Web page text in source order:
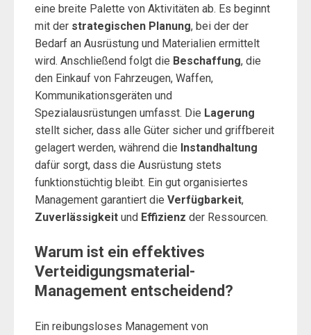
eine breite Palette von Aktivitäten ab. Es beginnt
mit der strategischen Planung, bei der der
Bedarf an Ausrüstung und Materialien ermittelt
wird. Anschließend folgt die Beschaffung, die
den Einkauf von Fahrzeugen, Waffen,
Kommunikationsgeräten und
Spezialausrüstungen umfasst. Die Lagerung
stellt sicher, dass alle Güter sicher und griffbereit
gelagert werden, während die Instandhaltung
dafür sorgt, dass die Ausrüstung stets
funktionstüchtig bleibt. Ein gut organisiertes
Management garantiert die Verfügbarkeit,
Zuverlässigkeit und Effizienz der Ressourcen.
Warum ist ein effektives
Verteidigungsmaterial-
Management entscheidend?
Ein reibungsloses Management von